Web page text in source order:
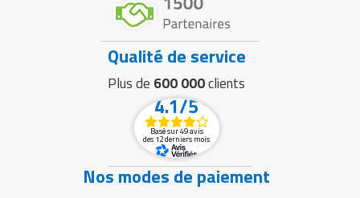
Ustensile de cuisine
Vaisselle restaurant
Vitrines réfrigérées
Qualité de service
Plus de 600 000clients
4.1/5
Basé sur 49 avis
des 12 derniers mois
Nos modes de paiement